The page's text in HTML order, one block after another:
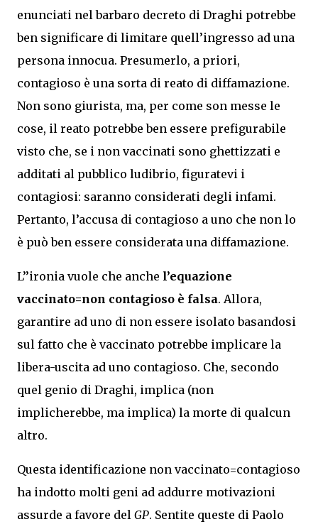
enunciati nel barbaro decreto di Draghi potrebbe
ben significare di limitare quell’ingresso ad una
persona innocua. Presumerlo, a priori,
contagioso è una sorta di reato di diffamazione.
Non sono giurista, ma, per come son messe le
cose, il reato potrebbe ben essere prefigurabile
visto che, se i non vaccinati sono ghettizzati e
additati al pubblico ludibrio, figuratevi i
contagiosi: saranno considerati degli infami.
Pertanto, l’accusa di contagioso a uno che non lo
è può ben essere considerata una diffamazione.
L’’ironia vuole che anche l’equazione
vaccinato=non contagioso è falsa. Allora,
garantire ad uno di non essere isolato basandosi
sul fatto che è vaccinato potrebbe implicare la
libera-uscita ad uno contagioso. Che, secondo
quel genio di Draghi, implica (non
implicherebbe, ma implica) la morte di qualcun
altro.
Questa identificazione non vaccinato=contagioso
ha indotto molti geni ad addurre motivazioni
assurde a favore del GP. Sentite queste di Paolo